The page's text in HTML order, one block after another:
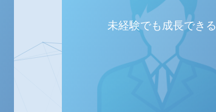
未経験でも成長できる